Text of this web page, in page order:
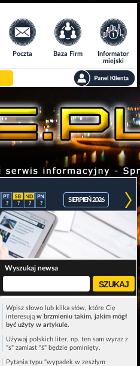
Poczta Baza Firm
Informator
miejski
? ? ? ?
SIERPIEŃ 2026
Wyszukaj newsa
Wpisz słowo lub kilka słów, które Cię
interesują w brzmieniu takim, jakim mógł
być użyty w artykule.
Używaj polskich liter, np. ten sam wyraz z
"s" zamiast "ś" będzie pominięty.
Pytania typu "wypadek w zeszłym